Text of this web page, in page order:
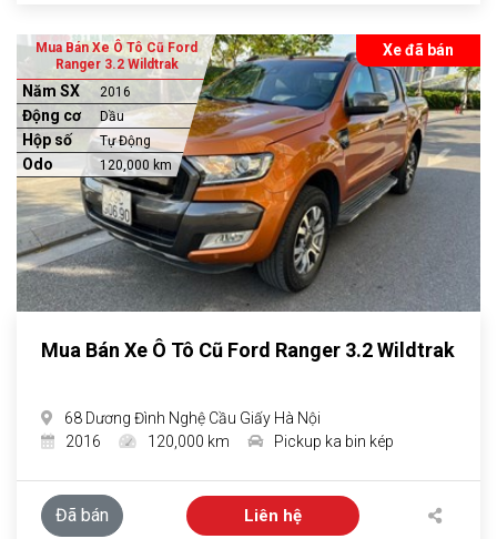
Xe đã bán
Mua Bán Xe Ô Tô Cũ Ford
Ranger 3.2 Wildtrak
Năm SX 2016
Động cơ Dầu
Hộp số Tự Động
Odo 120,000 km
Mua Bán Xe Ô Tô Cũ Ford Ranger 3.2 Wildtrak
68 Dương Đình Nghệ Cầu Giấy Hà Nội
2016
120,000 km Pickup ka bin kép
Đã bán Liên hệ